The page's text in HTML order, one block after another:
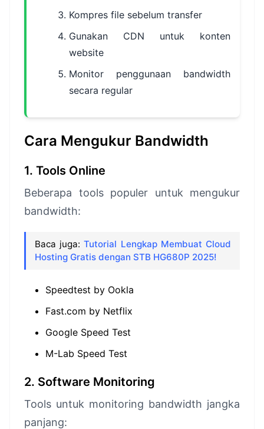
Kompres file sebelum transfer
Gunakan CDN untuk konten
website
Monitor penggunaan bandwidth
secara regular
Cara Mengukur Bandwidth
1. Tools Online
Beberapa tools populer untuk mengukur
bandwidth:
Baca juga:Tutorial Lengkap Membuat Cloud
Hosting Gratis dengan STB HG680P 2025!
Speedtest by Ookla
Fast.com by Netflix
Google Speed Test
M-Lab Speed Test
2. Software Monitoring
Tools untuk monitoring bandwidth jangka
panjang: